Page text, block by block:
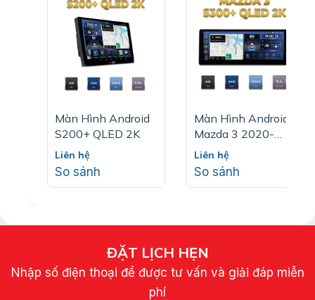
Màn Hình Android
S200+ QLED 2K
Liên hệ
So sánh
Màn Hình Android
Mazda 3 2020-
2022 S300+ QLED
2K
Liên hệ
So sánh
ĐẶT LỊCH HẸN
Nhập số điện thoại để được tư vấn và giải đáp miễn
phí